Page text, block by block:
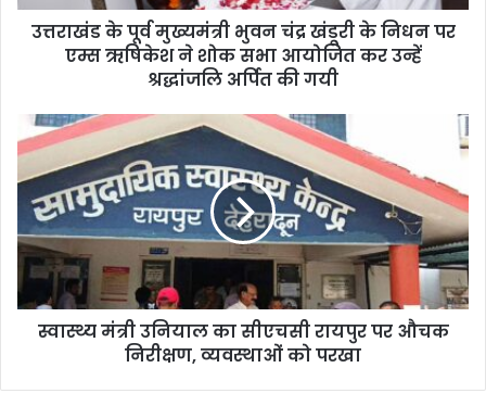
उत्तराखंड के पूर्व मुख्यमंत्री भुवन चंद्र खंडूरी के निधन पर
एम्स ऋषिकेश ने शोक सभा आयोजित कर उन्हें
श्रद्धांजलि अर्पित की गयी
स्वास्थ्य मंत्री उनियाल का सीएचसी रायपुर पर औचक
निरीक्षण, व्यवस्थाओं को परखा